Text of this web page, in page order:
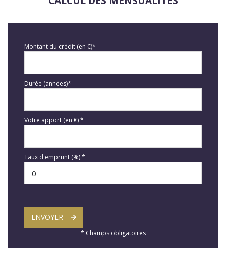
Montant du crédit (en €)*
Durée (années)*
Votre apport (en €) *
Taux d'emprunt (%) *
ENVOYER
* Champs obligatoires